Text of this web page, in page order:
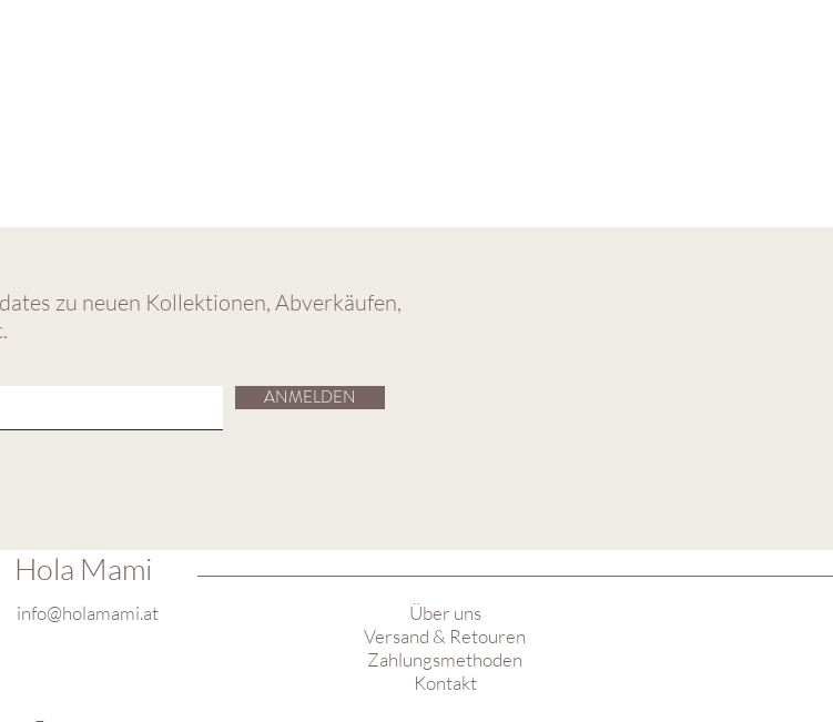
zu neuen Kollektionen, Abverkäufen,
ANMELDEN
Hola Mami
info@holamami.at
Über uns
Versand & Retouren
Zahlungsmethoden
Kontakt